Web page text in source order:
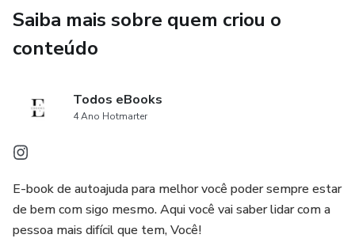
Saiba mais sobre quem criou o
conteúdo
Todos eBooks
4 Ano Hotmarter
E-book de autoajuda para melhor você poder sempre estar
de bem com sigo mesmo. Aqui você vai saber lidar com a
pessoa mais difícil que tem, Você!